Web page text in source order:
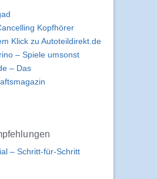
Kopfhörer
Klick zu Autoteildirekt.de
– Spiele umsonst
– Das
– Schritt-für-Schritt